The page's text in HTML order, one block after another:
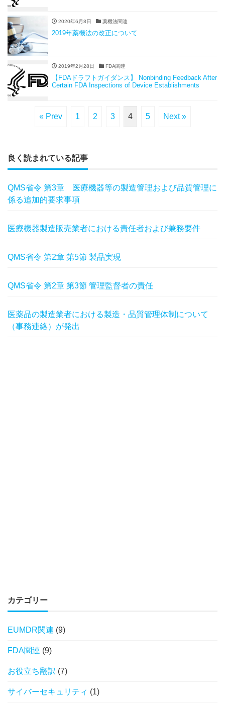
2020年6月8日 薬機法関連
2019年薬機法の改正について
2019年2月28日 FDA関連
【FDAドラフトガイダンス】 Nonbinding Feedback After
Certain FDA Inspections of Device Establishments
« Prev 1 2 3 4 5 Next »
良く読まれている記事
QMS省令 第3章 医療機器等の製造管理および品質管理に
係る追加的要求事項
医療機器製造販売業者における責任者および兼務要件
QMS省令 第2章 第5節 製品実現
QMS省令 第2章 第3節 管理監督者の責任
医薬品の製造業者における製造・品質管理体制について
（事務連絡）が発出
カテゴリー
EUMDR関連 (9)
FDA関連 (9)
お役立ち翻訳 (7)
サイバーセキュリティ (1)